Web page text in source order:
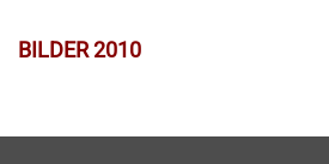
BILDER 2010